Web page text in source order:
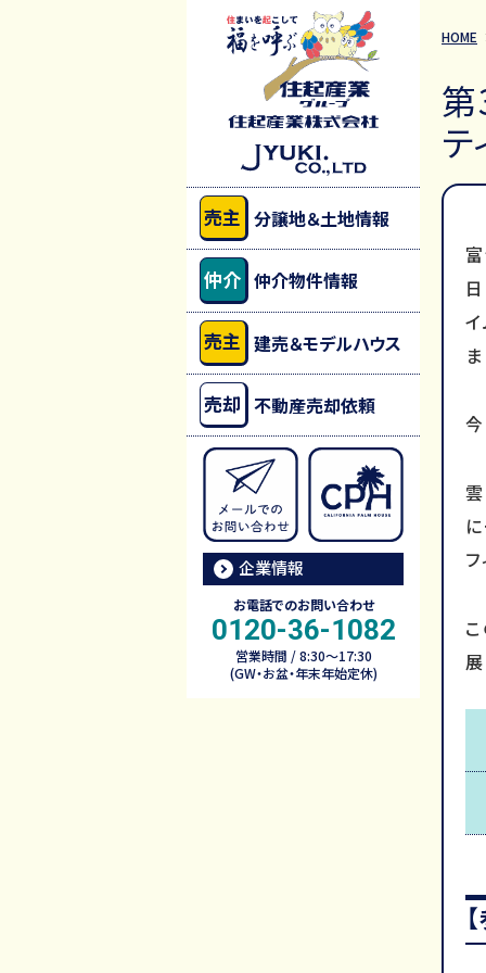
売主 分譲地＆土地情報
仲介 仲介物件情報
売主 建売＆モデルハウス
売却 不動産売却依頼
企業情報
お電話でのお問い合わせ
0120-36-1082
営業時間 / 8:30～17:30
(GW・お盆・年末年始定休)
HOME
第